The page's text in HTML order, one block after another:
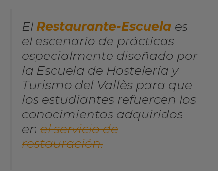
El Restaurante-Escuela es
el escenario de prácticas
especialmente diseñado por
la Escuela de Hostelería y
Turismo del Vallès para que
los estudiantes refuercen los
conocimientos adquiridos
en el servicio de
restauración.